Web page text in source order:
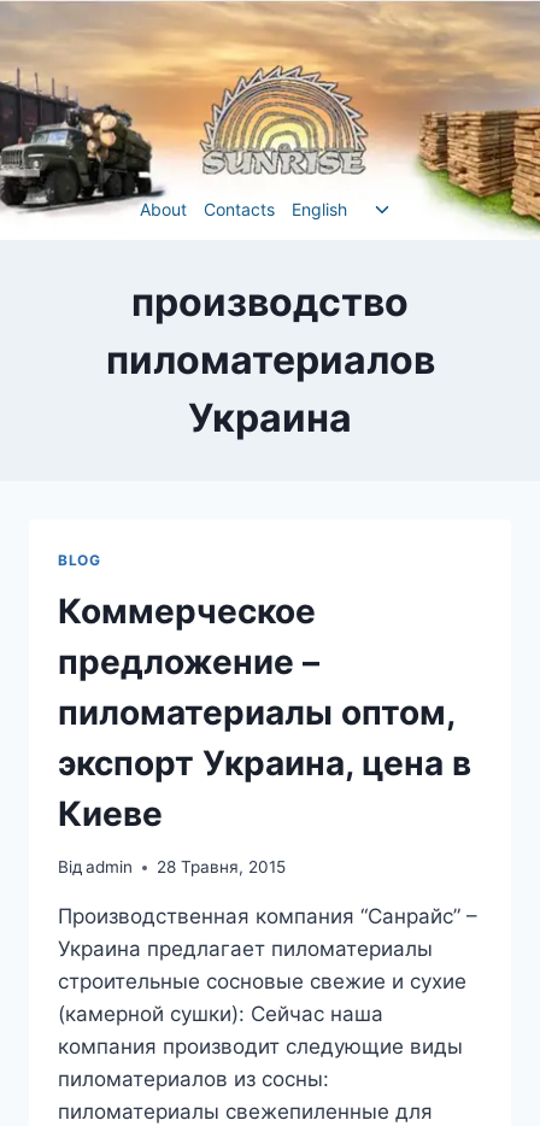
Перейти
до
вмісту
About Contacts English
Перемкнути
производство
пиломатериалов
Украина
BLOG
Коммерческое
предложение –
пиломатериалы оптом,
экспорт Украина, цена в
Киеве
Відadmin 28 Травня, 2015
Производственная компания “Санрайс” –
Украина предлагает пиломатериалы
строительные сосновые свежие и сухие
(камерной сушки): Сейчас наша
компания производит следующие виды
пиломатериалов из сосны:
пиломатериалы свежепиленные для